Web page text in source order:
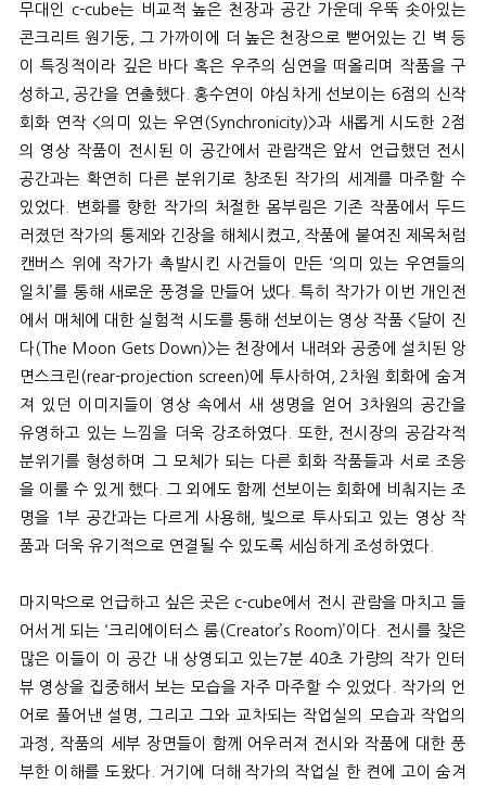
무대인
c-cube는 비교적 높은 천장과 공간 가운데 우뚝 솟아있는
콘크리트 원기둥
그 가까이에 더 높은 천장으로 뻗어있는 긴 벽 등
이 특징적이라 깊은 바다 혹은 우주의 심연을 떠올리며 작품을 구
성하고 ,공간을 연출했다.홍수연이 야심차게 선보이는 6점의 신작
회화 연작 <의미 있는 우연 (Synchronicity)>과 새롭게 시도한 2점
의 영상 작품이 전시된 이 공간에서 관람객은 앞서 언급했던 전시
공간과는 확연히 다른 분위기로 창조된 작가의 세계를 마주할 수
있었다
변화를 향한 작가의 처절한 몸부림은 기존 작품에서 두드
러졌던 작가의 통제와 긴장을 해체시켰고 ,작품에 붙여진 제목처럼
캔버스 위에 작가가 촉발시킨 사건들이 만든 ‘의미 있는 우연들의
일치 ’를 통해 새로운 풍경을 만들어 냈다.특히 작가가 이번 개인전
에서 매체에 대한 실험적 시도를 통해 선보이는 영상 작품 < 달이 진
다(The Moon Gets Down)>는 천장에서 내려와 공중에 설치된 앙
면스크린 (rear-projection screen)에 투사하여 , 2 차원 회화에 숨겨
져 있던 이미지들이 영상 속에서 새 생명을 얻어 3차원의 공간을
유영하고 있는 느낌을 더욱 강조하였다. 또한, 전시장의 공감각적
분위기를 형성하며 그 모체가 되는 다른 회화 작품들과 서로 조응
을 이룰 수 있게 했다 그 외에도 함께 선보이는 회화에 비춰지는 조
명을 1부 공간과는 다르게 사용해
빛으로 투사되고 있는 영상 작
품과 더욱 유기적으로 연결될 수 있도록 세심하게 조성하였다
마지막으로 언급하고 싶은 곳은 c-cube에서 전시 관람을 마치고 들
어서게 되는 ‘크리에이터스 룸 (Creator’s Room)’이다
전시를 찾은
많은 이들이 이 공간 내 상영되고 있는7분40초 가량의 작가 인터
뷰 영상을 집중해서 보는 모습을 자주 마주할 수 있었다 작가의 언
어로 풀어낸 설명
그리고 그와 교차되는 작업실의 모습과 작업의
과정
작품의 세부 장면들이 함께 어우러져 전시와 작품에 대한 풍
부한 이해를 도왔다. 거기에 더해 작가의 작업실 한 켠에 고이 숨겨